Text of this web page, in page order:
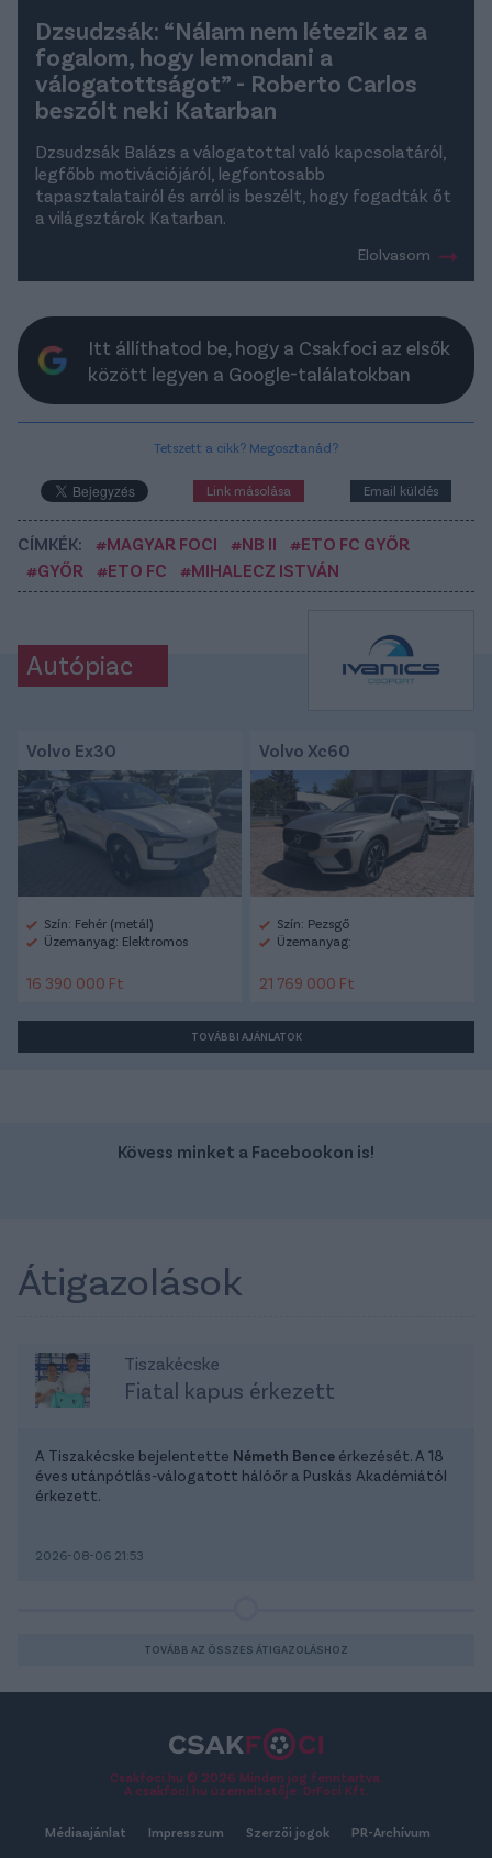
Dzsudzsák: “Nálam nem létezik az a
fogalom, hogy lemondani a
válogatottságot” - Roberto Carlos
beszólt neki Katarban
Dzsudzsák Balázs a válogatottal való kapcsolatáról,
legfőbb motivációjáról, legfontosabb
tapasztalatairól és arról is beszélt, hogy fogadták őt
a világsztárok Katarban.
Elolvasom
Itt állíthatod be, hogy a Csakfoci az elsők
között legyen a Google-találatokban
Tetszett a cikk? Megosztanád?
Link másolása Email küldés
CÍMKÉK: #MAGYAR FOCI #NB II
#ETO FC GYŐR
#GYŐR
#ETO FC #MIHALECZ ISTVÁN
Autópiac
Volvo Ex30
Szín: Fehér (metál)
Üzemanyag: Elektromos
16 390 000 Ft
Volvo Xc60
Szín: Pezsgő
Üzemanyag:
21 769 000 Ft
TOVÁBBI AJÁNLATOK
Kövess minket a Facebookon is!
Átigazolások
Tiszakécske
Fiatal kapus érkezett
A Tiszakécske bejelentette Németh Bence érkezését. A 18
éves utánpótlás-válogatott hálóőr a Puskás Akadémiától
érkezett.
2026-08-06 21:53
TOVÁBB AZ ÖSSZES ÁTIGAZOLÁSHOZ
Csakfoci.hu © 2026 Minden jog fenntartva.
A csakfoci.hu üzemeltetője: DrFoci Kft.
Médiaajánlat Impresszum Szerzői jogok PR-Archívum